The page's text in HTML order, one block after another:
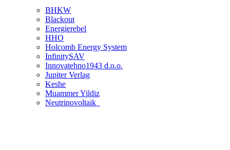
BHKW
Blackout
Energierebel
HHO
Holcomb Energy System
InfinitySAV
Innovatehno1943 d.o.o.
Jupiter Verlag
Keshe
Muammer Yildiz
Neutrinovoltaik